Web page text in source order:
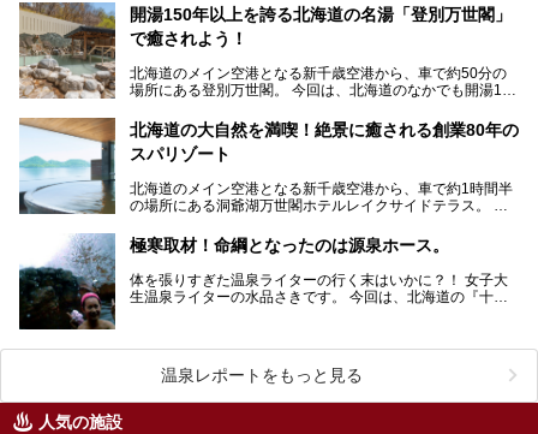
開湯150年以上を誇る北海道の名湯「登別万世閣」
で癒されよう！
北海道のメイン空港となる新千歳空港から、車で約50分の
場所にある登別万世閣。 今回は、北海道のなかでも開湯150
北海道の大自然を満喫！絶景に癒される創業80年の
スパリゾート
北海道のメイン空港となる新千歳空港から、車で約1時間半
の場所にある洞爺湖万世閣ホテルレイクサイドテラス。 今
極寒取材！命綱となったのは源泉ホース。
体を張りすぎた温泉ライターの行く末はいかに？！ 女子大
生温泉ライターの水品さきです。 今回は、北海道の『十勝
温泉レポートをもっと見る
人気の施設